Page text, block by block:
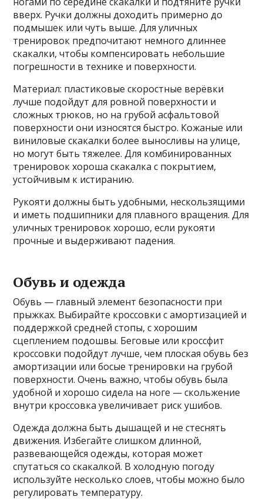
вверх. Ручки должны доходить примерно до
подмышек или чуть выше. Для уличных
тренировок предпочитают немного длиннее
скакалки, чтобы компенсировать небольшие
погрешности в технике и поверхности.
Материал: пластиковые скоростные верёвки
лучше подойдут для ровной поверхности и
сложных трюков, но на грубой асфальтовой
поверхности они износятся быстро. Кожаные или
виниловые скакалки более выносливы на улице,
но могут быть тяжелее. Для комбинированных
тренировок хороша скакалка с покрытием,
устойчивым к истиранию.
Рукояти должны быть удобными, нескользящими
и иметь подшипники для плавного вращения. Для
уличных тренировок хорошо, если рукояти
прочные и выдерживают падения.
Обувь и одежда
Обувь — главный элемент безопасности при
прыжках. Выбирайте кроссовки с амортизацией и
поддержкой средней стопы, с хорошим
сцеплением подошвы. Беговые или кроссфит
кроссовки подойдут лучше, чем плоская обувь без
амортизации или босые тренировки на грубой
поверхности. Очень важно, чтобы обувь была
удобной и хорошо сидела на ноге — скольжение
внутри кроссовка увеличивает риск ушибов.
Одежда должна быть дышащей и не стеснять
движения. Избегайте слишком длинной,
развевающейся одежды, которая может
спутаться со скакалкой. В холодную погоду
используйте несколько слоев, чтобы можно было
регулировать температуру.